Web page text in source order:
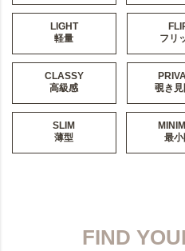
LIGHT
軽量
フリ
CLASSY
高級感
覗き
SLIM
薄型
最
FIND